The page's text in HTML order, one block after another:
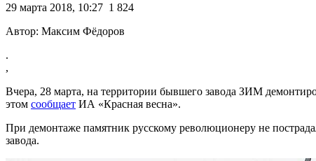
29 марта 2018, 10:27 1 824
Автор: Максим Фёдоров
.
,
Вчера, 28 марта, на территории бывшего завода ЗИМ
этом сообщает ИА «Красная весна».
При демонтаже памятник русскому революционеру не
завода.